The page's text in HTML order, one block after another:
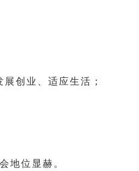
创业、适应生活；
地位显赫。